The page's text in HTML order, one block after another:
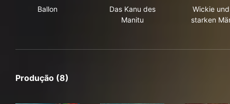
Ballon
Das Kanu des
Manitu
Wickie
starken
Produção (8)